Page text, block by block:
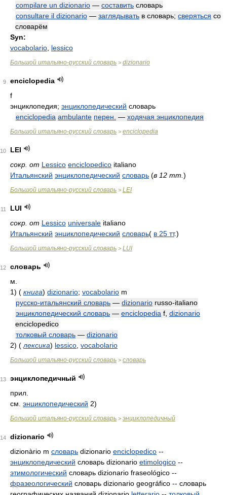
compilare un dizionario — составить словарь
consultare il dizionario — заглядывать в словарь; сверяться со
словарём
Syn:
vocabolario lessico
Большой итальяно-русский словарь > dizionario
9
enciclopedia
f
энциклопедия; энциклопедический словарь
enciclopedia ambulante перен. — ходячая энциклопедия
Большой итальяно-русский словарь > enciclopedia
10
LEI
сокр. от Lessico enciclopedico italiano
Итальянский энциклопедический словарь (в 12 тт. )
Большой итальяно-русский словарь > LEI
11
LUI
сокр. от Lessico universale italiano
Итальянский энциклопедический словарь( в 25 тт.)
Большой итальяно-русский словарь > LUI
12
словарь
м.
1) ( книга) dizionario; vocabolario m
русско-итальянский словарь — dizionario russo-italiano
энциклопедический словарь — enciclopedia f, dizionario
enciclopedico
толковый словарь — dizionario
2) ( лексика) lessico vocabolario
Большой итальяно-русский словарь > словарь
13
энциклопедичный
прил.
см. энциклопедический 2)
Большой итальяно-русский словарь > энциклопедичный
14
dizionario
dizionàrio m словарь dizionario enciclopedico --
энциклопедический словарь dizionario etimologico --
этимологический словарь dizionario fraseológico --
фразеологический словарь dizionario geográfico -- словарь